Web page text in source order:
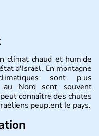
climat chaud et humide
d'Israël. En montagne
sont plus
au Nord sont souvent
connaître des chutes
peuplent le pays.